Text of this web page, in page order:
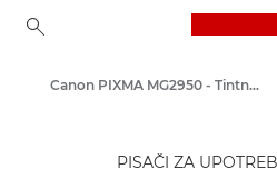
Pisači tvrtke Canon
Canon PIXMA MG2950 - Tintni fotopisači
PISAČI ZA